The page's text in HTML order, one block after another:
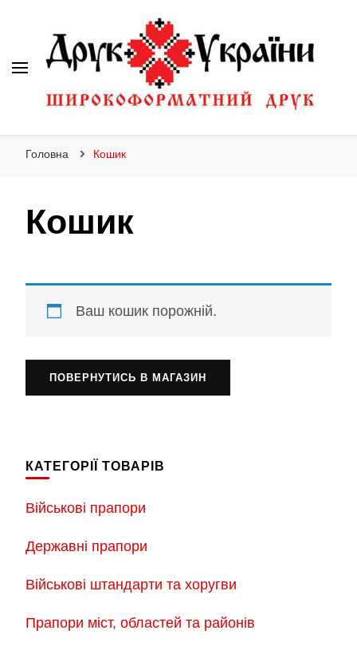
Головна Кошик
Кошик
Ваш кошик порожній.
ПОВЕРНУТИСЬ В МАГАЗИН
КАТЕГОРІЇ ТОВАРІВ
Військові прапори
Державні прапори
Військові штандарти та хоругви
Прапори міст, областей та районів